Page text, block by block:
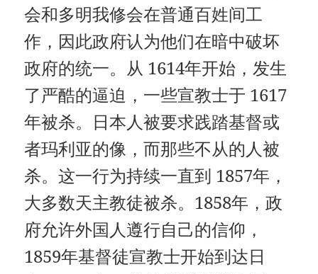
会和多明我修会在普通百姓间工
作，因此政府认为他们在暗中破坏
政府的统一。从 1614年开始，发生
了严酷的逼迫，一些宣教士于 1617
年被杀。日本人被要求践踏基督或
者玛利亚的像，而那些不从的人被
杀。这一行为持续一直到 1857年，
大多数天主教徒被杀。1858年，政
府允许外国人遵行自己的信仰，
1859年基督徒宣教士开始到达日